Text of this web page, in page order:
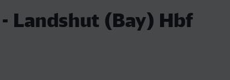
Landshut (Bay) Hbf